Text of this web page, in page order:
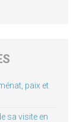
paix et
sa visite en